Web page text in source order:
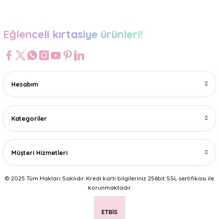
Eğlenceli kırtasiye ürünleri!
Hesabım
Kategoriler
Müşteri Hizmetleri
© 2025 Tüm Hakları Saklıdır. Kredi kartı bilgileriniz 256bit SSL sertifikası ile
korunmaktadır.